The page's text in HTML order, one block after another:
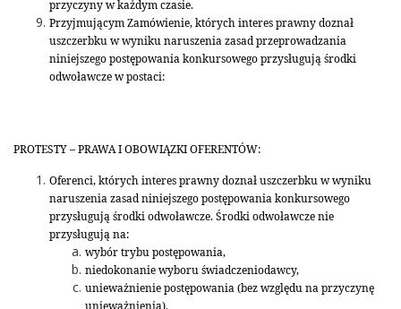
przyczyny w każdym czasie.
Przyjmującym Zamówienie, których interes prawny doznał
uszczerbku w wyniku naruszenia zasad przeprowadzania
niniejszego postępowania konkursowego przysługują środki
odwoławcze w postaci:
PROTESTY – PRAWA I OBOWIĄZKI OFERENTÓW:
Oferenci, których interes prawny doznał uszczerbku w wyniku
naruszenia zasad niniejszego postępowania konkursowego
przysługują środki odwoławcze. Środki odwoławcze nie
przysługują na:
wybór trybu postępowania,
niedokonanie wyboru świadczeniodawcy,
unieważnienie postępowania (bez względu na przyczynę
unieważnienia).